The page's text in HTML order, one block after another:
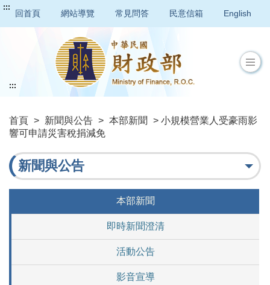
:::
回首頁 網站導覽 常見問答 民意信箱 English
首頁 > 新聞與公告 > 本部新聞
> 小規模營業人受豪雨影
響可申請災害稅捐減免
:::
新聞與公告
本部新聞
即時新聞澄清
活動公告
影音宣導